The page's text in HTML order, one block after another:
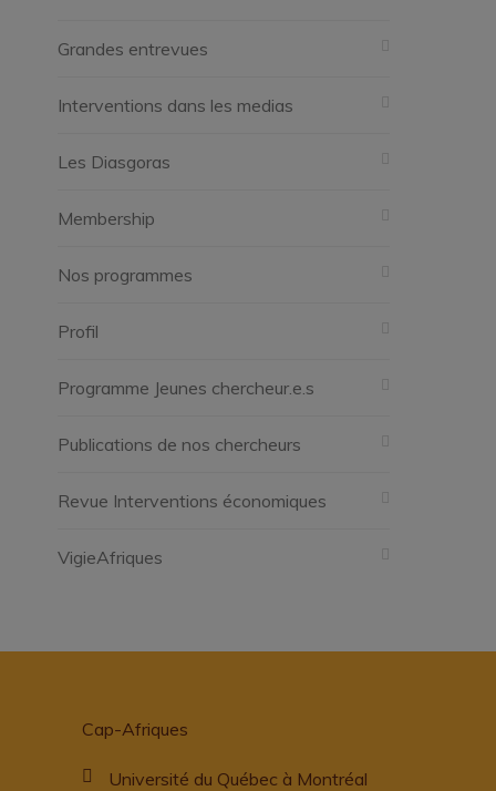
Grandes entrevues
Interventions dans les medias
Les Diasgoras
Membership
Nos programmes
Profil
Programme Jeunes chercheur.e.s
Publications de nos chercheurs
Revue Interventions économiques
VigieAfriques
Cap-Afriques
Université du Québec à Montréal